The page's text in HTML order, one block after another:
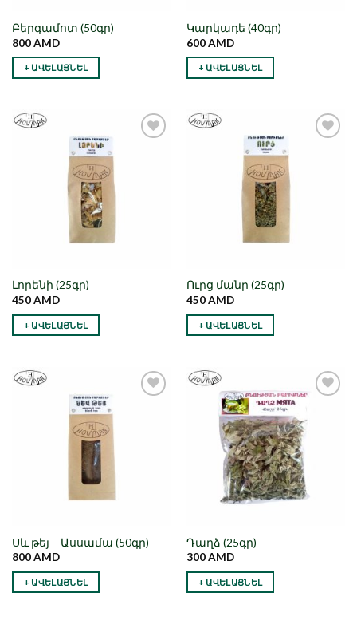
Բերգամոտ (50գր)
800AMD
+ ԱՎԵԼԱՑՆԵԼ
Կարկադե (40գր)
600AMD
+ ԱՎԵԼԱՑՆԵԼ
Նշել որպես
նախընտրած
Լորենի (25գր)
450AMD
+ ԱՎԵԼԱՑՆԵԼ
Նշել որպես
նախընտրած
Ուրց մանր (25գր)
450AMD
+ ԱՎԵԼԱՑՆԵԼ
Նշել որպես
նախընտրած
Սև թեյ – Ասսամա (50գր)
800AMD
+ ԱՎԵԼԱՑՆԵԼ
Նշել որպես
նախընտրած
Դաղձ (25գր)
300AMD
+ ԱՎԵԼԱՑՆԵԼ